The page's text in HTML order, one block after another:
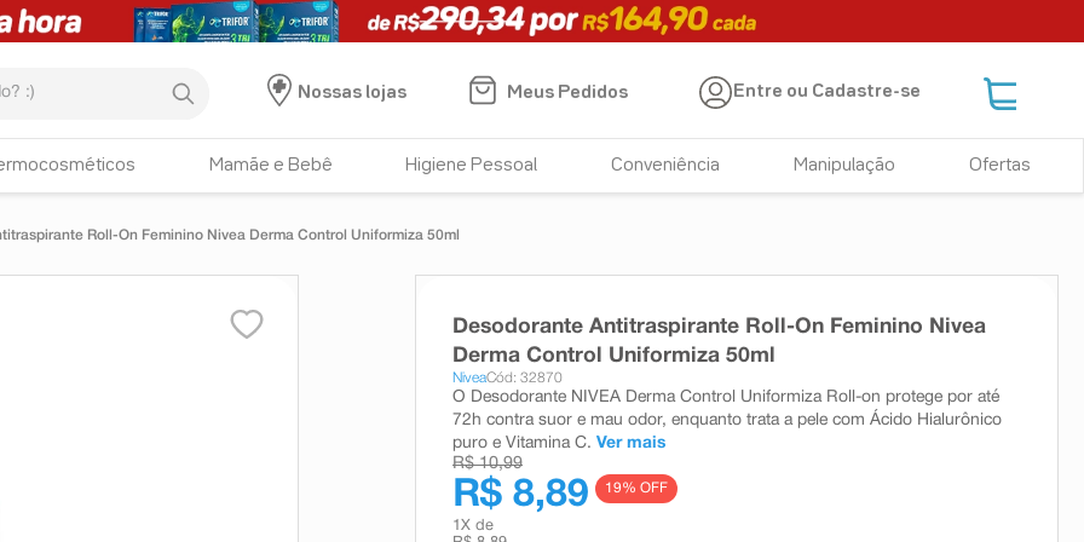
Nossas lojas
Meus Pedidos Entre ou Cadastre-se
Mamãe e Bebê Higiene Pessoal Conveniência Manipulação Ofertas
Roll-On Feminino Nivea Derma Control Uniformiza 50ml
Desodorante Antitraspirante Roll-On Feminino Nivea
Derma Control Uniformiza 50ml
NiveaCód: 32870
O Desodorante NIVEA Derma Control Uniformiza Roll-on protege por até
72h contra suor e mau odor, enquanto trata a pele com Ácido Hialurônico
puro e Vitamina C. Ver mais
R$ 10,99
R$ 8,89 19% OFF
1 X de